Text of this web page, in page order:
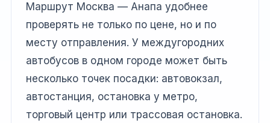
Маршрут Москва — Анапа удобнее
проверять не только по цене, но и по
месту отправления. У междугородних
автобусов в одном городе может быть
несколько точек посадки: автовокзал,
автостанция, остановка у метро,
торговый центр или трассовая остановка.